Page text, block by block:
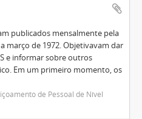
publicados mensalmente pela
março de 1972. Objetivavam dar
e informar sobre outros
Em um primeiro momento, os
de Pessoal de Nível